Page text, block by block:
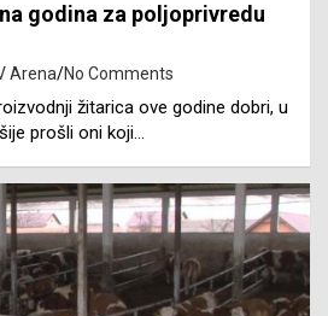
godina za poljoprivredu
Arena No Comments
žitarica ove godine dobri, u
prošli oni koji…